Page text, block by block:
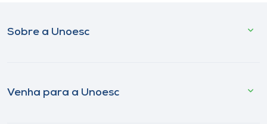
Sobre a Unoesc
Venha para a Unoesc